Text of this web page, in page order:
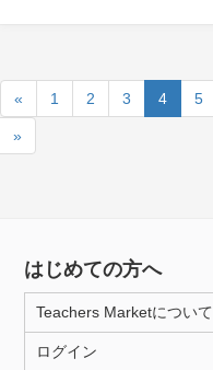
« 1 2 3 4 5
»
はじめての方へ
Teachers Marketについて
ログイン